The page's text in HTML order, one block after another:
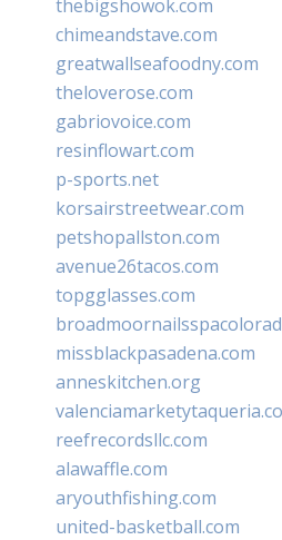
thebigshowok.com
chimeandstave.com
greatwallseafoodny.com
theloverose.com
gabriovoice.com
resinflowart.com
p-sports.net
korsairstreetwear.com
petshopallston.com
avenue26tacos.com
topgglasses.com
missblackpasadena.com
anneskitchen.org
reefrecordsllc.com
alawaffle.com
aryouthfishing.com
united-basketball.com